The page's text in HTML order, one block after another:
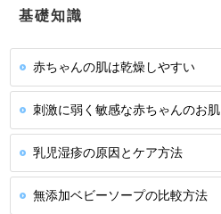
基礎知識
赤ちゃんの肌は乾燥しやすい
刺激に弱く敏感な赤ちゃんのお肌
乳児湿疹の原因とケア方法
無添加ベビーソープの比較方法